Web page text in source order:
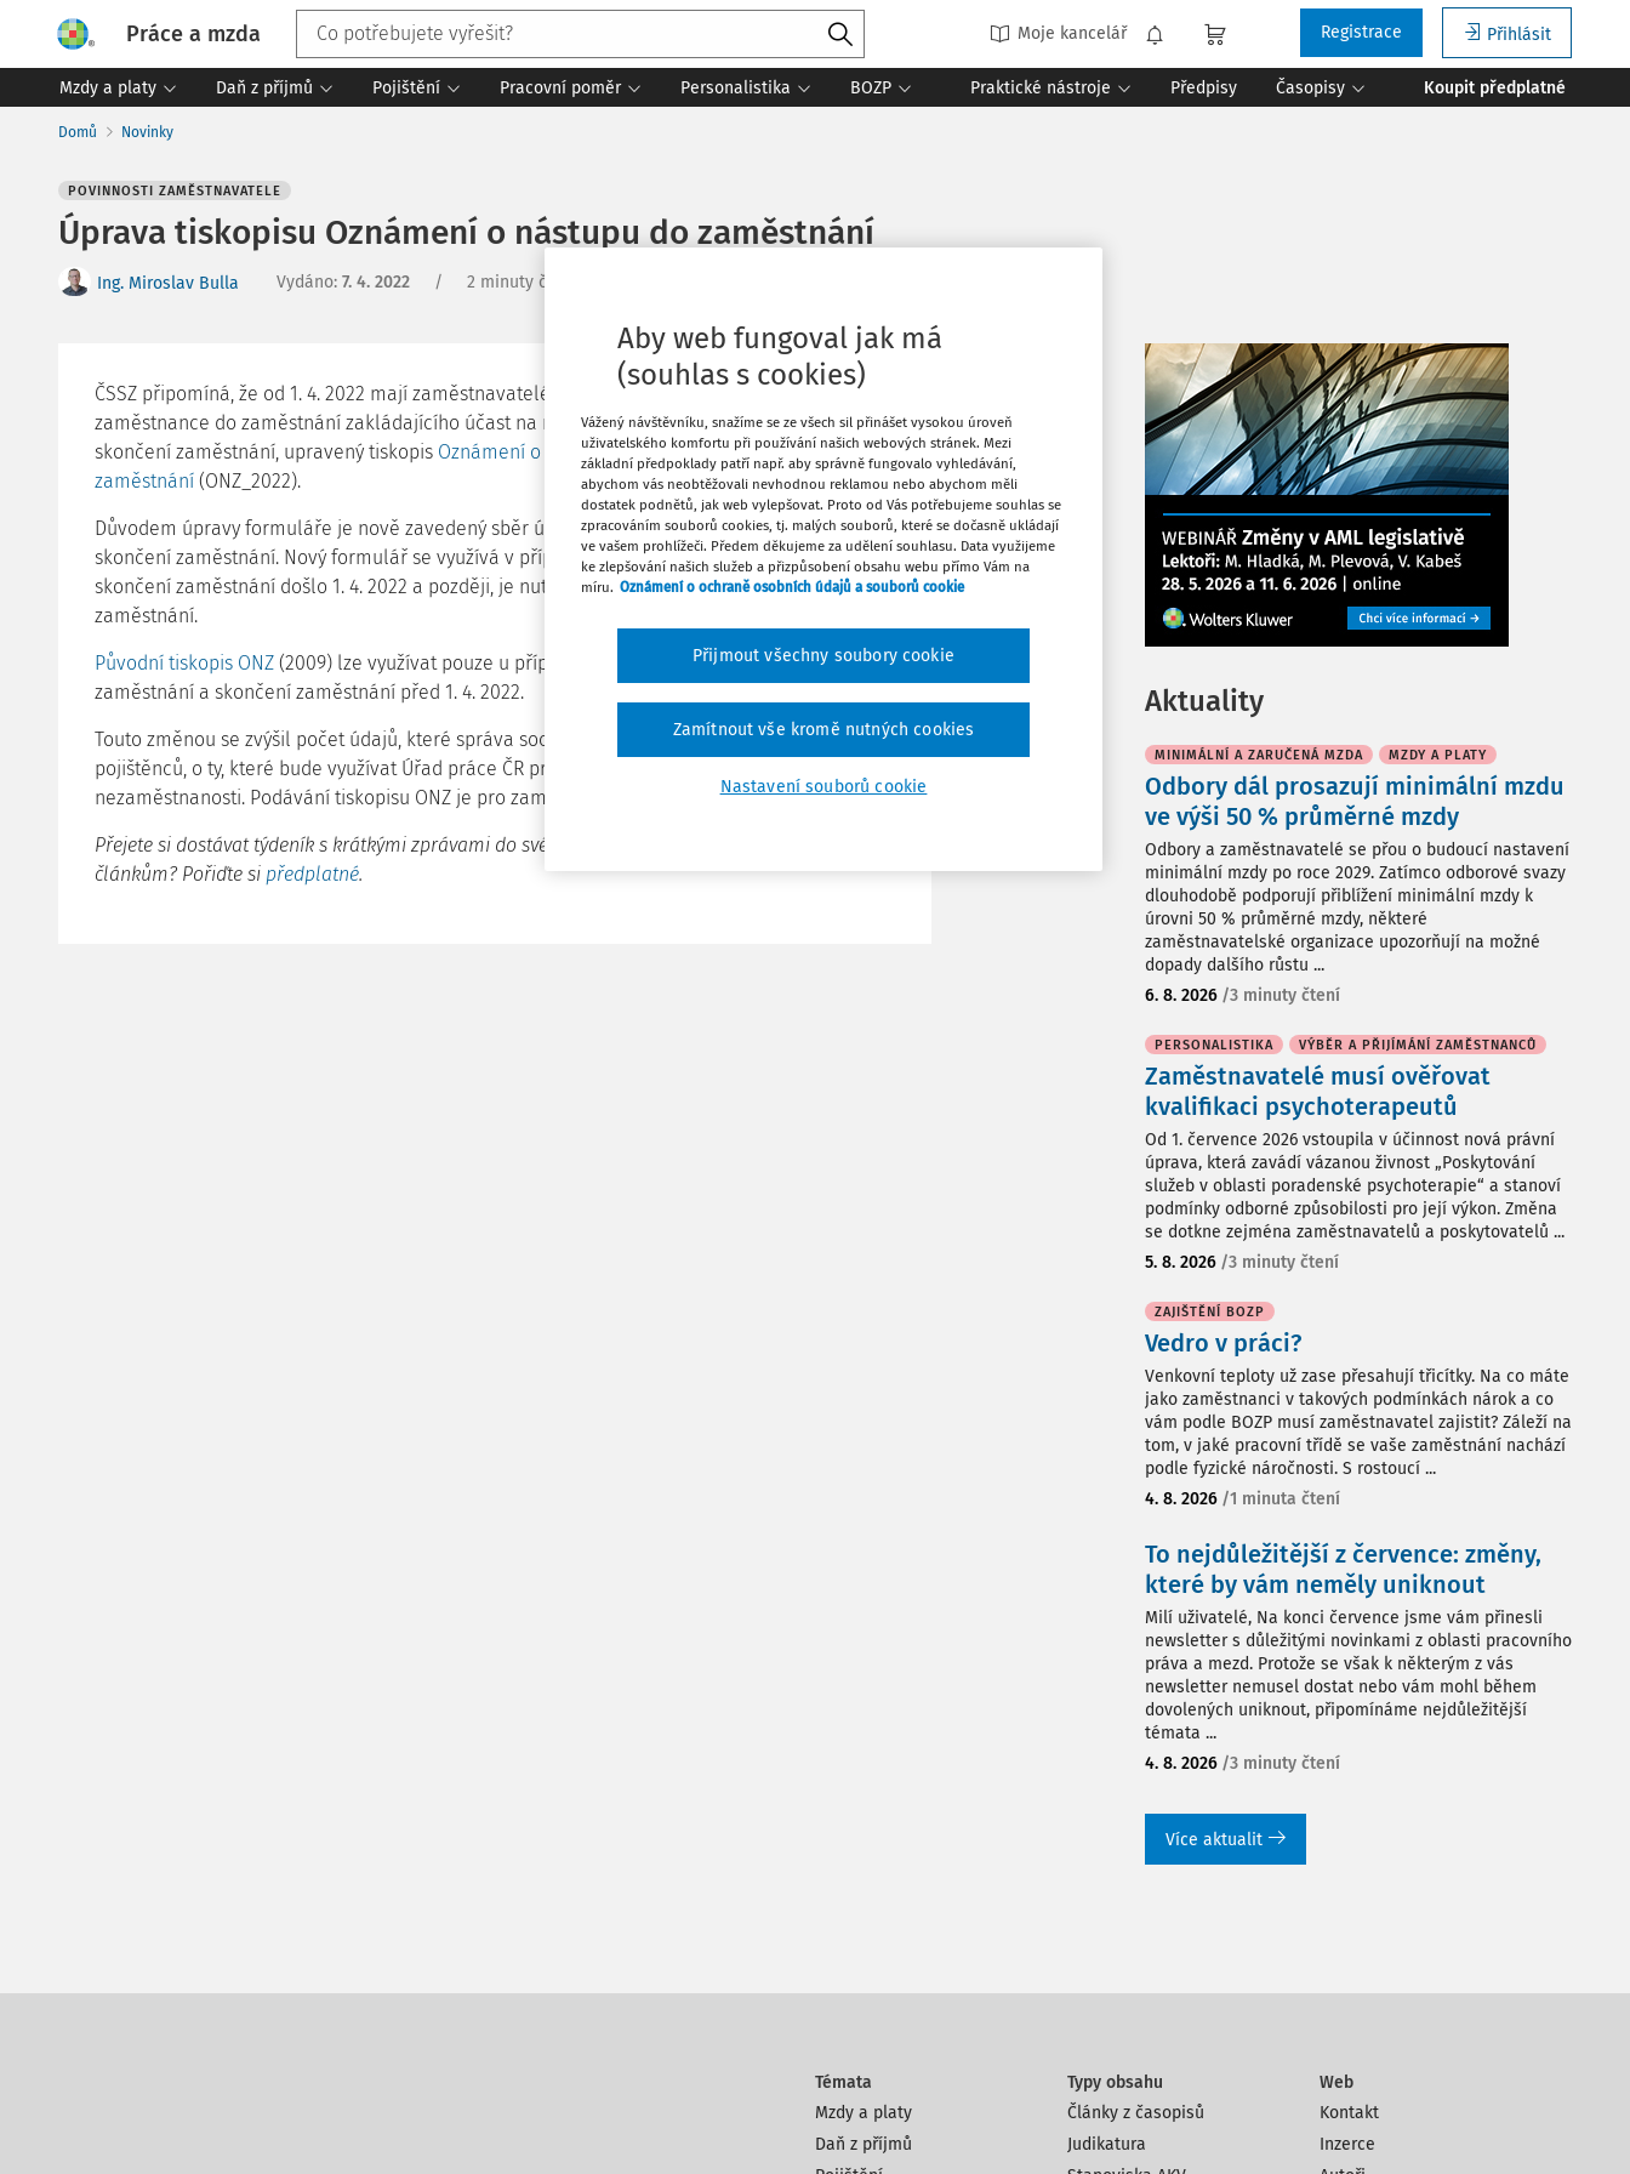
Práce a mzda Moje kancelář Přihlásit
Registrace
Mzdy a platy Daň z příjmů Pojištění Pracovní poměr Personalistika BOZP Praktické nástroje Předpisy Časopisy Koupit předplatné
Domů Novinky
POVINNOSTI ZAMĚSTNAVATELE
Úprava tiskopisu Oznámení o nástupu do zaměstnání
Ing. Miroslav Bulla Vydáno: 7. 4. 2022 / 2 minuty čtení
ČSSZ připomíná, že od 1. 4. 2022 mají zaměstnavatelé povinnost používat při nástupu
zaměstnance do zaměstnání zakládajícího účast na nemocenském pojištění, resp. při
skončení zaměstnání, upravený tiskopis Oznámení o nástupu do zaměstnání – skončení
zaměstnání (ONZ_2022).
Důvodem úpravy formuláře je nově zavedený sběr údajů i pro potřeby Úřadu práce ČR při
skončení zaměstnání. Nový formulář se využívá v případech, kdy k nástupu do zaměstnání či
skončení zaměstnání došlo 1. 4. 2022 a později, je nutné jej použít i při nástupu do
zaměstnání.
Původní tiskopis ONZ (2009) lze využívat pouze u případů zpětného hlášení nástupu do
zaměstnání a skončení zaměstnání před 1. 4. 2022.
Touto změnou se zvýšil počet údajů, které správa sociálního zabezpečení vede v registru
pojištěnců, o ty, které bude využívat Úřad práce ČR pro účely výplaty podpory v
nezaměstnanosti. Podávání tiskopisu ONZ je pro zaměstnavatele povinně elektronické.
Přejete si dostávat týdeník s krátkými zprávami do svého e-mailu či plný přístup k souvisejícím
článkům? Pořiďte si předplatné.
Stáhnout
Tisknout
Poznámka
Aktuality
MINIMÁLNÍ A ZARUČENÁ MZDA MZDY A PLATY
Odbory dál prosazují minimální mzdu
ve výši 50 % průměrné mzdy
Odbory a zaměstnavatelé se přou o budoucí nastavení
minimální mzdy po roce 2029. Zatímco odborové svazy
dlouhodobě podporují přiblížení minimální mzdy k
úrovni 50 % průměrné mzdy, některé
zaměstnavatelské organizace upozorňují na možné
dopady dalšího růstu ...
6. 8. 2026 /3 minuty čtení
PERSONALISTIKA VÝBĚR A PŘIJÍMÁNÍ ZAMĚSTNANCŮ
Zaměstnavatelé musí ověřovat
kvalifikaci psychoterapeutů
Od 1. července 2026 vstoupila v účinnost nová právní
úprava, která zavádí vázanou živnost „Poskytování
služeb v oblasti poradenské psychoterapie“ a stanoví
podmínky odborné způsobilosti pro její výkon. Změna
se dotkne zejména zaměstnavatelů a poskytovatelů ...
5. 8. 2026 /3 minuty čtení
ZAJIŠTĚNÍ BOZP
Vedro v práci?
Venkovní teploty už zase přesahují třicítky. Na co máte
jako zaměstnanci v takových podmínkách nárok a co
vám podle BOZP musí zaměstnavatel zajistit? Záleží na
tom, v jaké pracovní třídě se vaše zaměstnání nachází
podle fyzické náročnosti. S rostoucí ...
4. 8. 2026 /1 minuta čtení
To nejdůležitější z července: změny,
které by vám neměly uniknout
Milí uživatelé, Na konci července jsme vám přinesli
newsletter s důležitými novinkami z oblasti pracovního
práva a mezd. Protože se však k některým z vás
newsletter nemusel dostat nebo vám mohl během
dovolených uniknout, připomínáme nejdůležitější
témata ...
4. 8. 2026 /3 minuty čtení
Více aktualit
Témata
Mzdy a platy
Daň z příjmů
Typy obsahu
Články z časopisů
Judikatura
Web
Kontakt
Inzerce
Aby web fungoval jak má
(souhlas s cookies)
Vážený návštěvníku, snažíme se ze všech sil přinášet vysokou úroveň
uživatelského komfortu při používání našich webových stránek. Mezi
základní předpoklady patří např. aby správně fungovalo vyhledávání,
abychom vás neobtěžovali nevhodnou reklamou nebo abychom měli
dostatek podnětů, jak web vylepšovat. Proto od Vás potřebujeme souhlas se
zpracováním souborů cookies, tj. malých souborů, které se dočasně ukládají
ve vašem prohlížeči. Předem děkujeme za udělení souhlasu. Data využijeme
ke zlepšování našich služeb a přizpůsobení obsahu webu přímo Vám na
míru. Oznámení o ochraně osobních údajů a souborů cookie
Nastavení souborů cookie
Zamítnout vše kromě nutných cookies
Přijmout všechny soubory cookie